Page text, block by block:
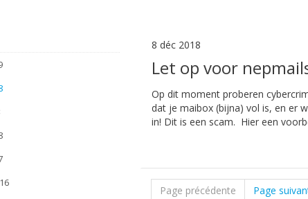
8 déc 2018
Let op voor
Op dit moment proberen
dat je maibox (bijna) vol is, en er
in! Dit is een scam. Hier een
Page précédente Page